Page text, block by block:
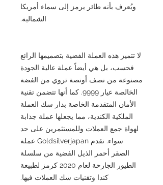
ويُعرف بأنه طائر يرمز إلى سماء أمريكا
الشمالية.
لا تتميز هذه العملة الفضية بتصميمها الرائع
فحسب، بل هي أيضاً عملة عالية الجودة
مصنوعة من نصف أونصة تروي من الفضة
الخالصة عيار 9999. كما أنها تتضمن تقنية
الأمان المتقدمة الخاصة بدار سك العملة
الملكية الكندية، مما يجعلها عملة جذابة
لهواة جمع العملات وللمستثمرين على حد
سواء. تقدم Goldsilverjapan عملة
الصقر أحمر الذيل الفضية من سلسلة
الطيور الجارحة لعام 2020 كرمز لطبيعة
كندا وتقنيات سك العملات فيها.